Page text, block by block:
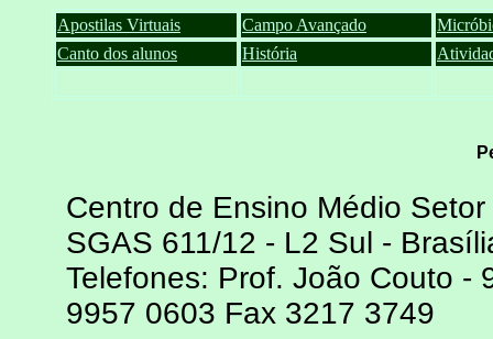
Apostilas Virtuais Campo Avançado
Canto dos alunos
História
Centro de Ensino Médio
SGAS 611/12 - L2 Sul -
Telefones: Prof. João Couto -
9957 0603 Fax 3217 3749